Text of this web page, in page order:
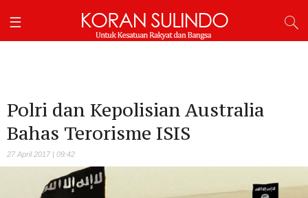
Polri dan Kepolisian Australia
Bahas Terorisme ISIS
27 April 2017 | 09:42